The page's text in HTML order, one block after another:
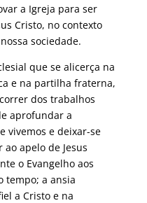
a Igreja para ser
Cristo, no contexto
sociedade.
que se alicerça na
e na partilha fraterna,
dos trabalhos
aprofundar a
vivemos e deixar-se
apelo de Jesus
o Evangelho aos
tempo; a ansia
a Cristo e na